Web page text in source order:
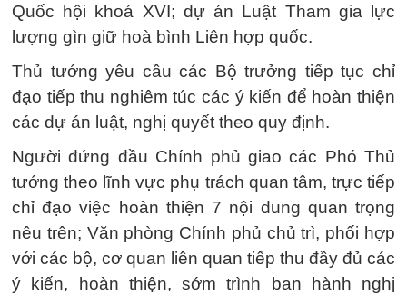
Quốc hội khoá XVI; dự án Luật Tham gia lực
lượng gìn giữ hoà bình Liên hợp quốc.
Thủ tướng yêu cầu các Bộ trưởng tiếp tục chỉ
đạo tiếp thu nghiêm túc các ý kiến để hoàn thiện
các dự án luật, nghị quyết theo quy định.
Người đứng đầu Chính phủ giao các Phó Thủ
tướng theo lĩnh vực phụ trách quan tâm, trực tiếp
chỉ đạo việc hoàn thiện 7 nội dung quan trọng
nêu trên; Văn phòng Chính phủ chủ trì, phối hợp
với các bộ, cơ quan liên quan tiếp thu đầy đủ các
ý kiến, hoàn thiện, sớm trình ban hành nghị